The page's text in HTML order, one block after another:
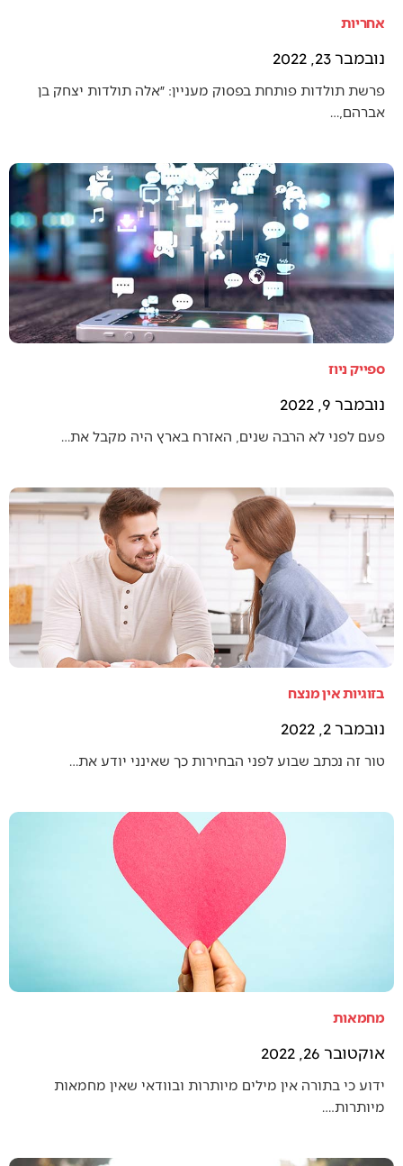
אחריות
נובמבר 23, 2022
פרשת תולדות פותחת בפסוק מעניין: ״אלה תולדות יצחק בן
אברהם,…
ספייק ניוז
נובמבר 9, 2022
פעם לפני לא הרבה שנים, האזרח בארץ היה מקבל את…
בזוגיות אין מנצח
נובמבר 2, 2022
טור זה נכתב שבוע לפני הבחירות כך שאינני יודע את…
מחמאות
אוקטובר 26, 2022
ידוע כי בתורה אין מילים מיותרות ובוודאי שאין מחמאות
מיותרות.…